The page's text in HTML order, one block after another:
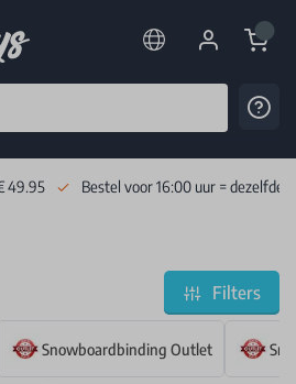
Cart
49.95 Bestel voor 16:00 uur = dezelfde
Filters
Snowboardbinding Outlet